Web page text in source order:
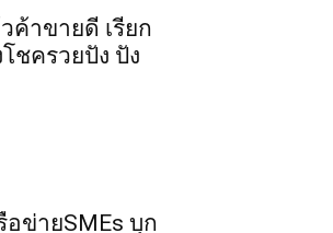
ค้าขาย​ดี​ เรียก​
ชค​รวยปัง​ ปัง​
ข่ายSMEs บุก